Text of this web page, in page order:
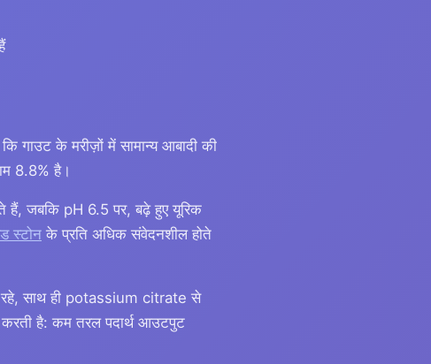
कि गाउट के मरीज़ों में सामान्य आबादी की
8.8% है।
हैं, जबकि pH 6.5 पर, बढ़े हुए यूरिक
स्टोन के प्रति अधिक संवेदनशील होते
साथ ही potassium citrate से
करती है: कम तरल पदार्थ आउटपुट